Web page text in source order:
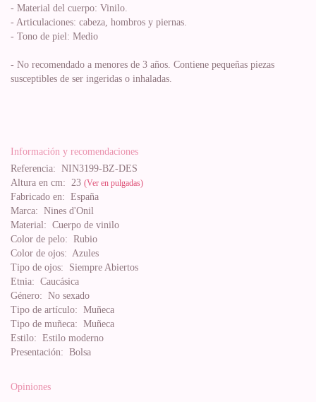
- Material del cuerpo: Vinilo.
- Articulaciones: cabeza, hombros y piernas.
- Tono de piel: Medio
- No recomendado a menores de 3 años. Contiene pequeñas piezas
susceptibles de ser ingeridas o inhaladas.
Información y recomendaciones
Referencia: NIN3199-BZ-DES
Altura en cm: 23 (Ver en pulgadas)
Fabricado en: España
Marca: Nines d'Onil
Material: Cuerpo de vinilo
Color de pelo: Rubio
Color de ojos: Azules
Tipo de ojos: Siempre Abiertos
Etnia: Caucásica
Género: No sexado
Tipo de artículo: Muñeca
Tipo de muñeca: Muñeca
Estilo: Estilo moderno
Presentación: Bolsa
Opiniones